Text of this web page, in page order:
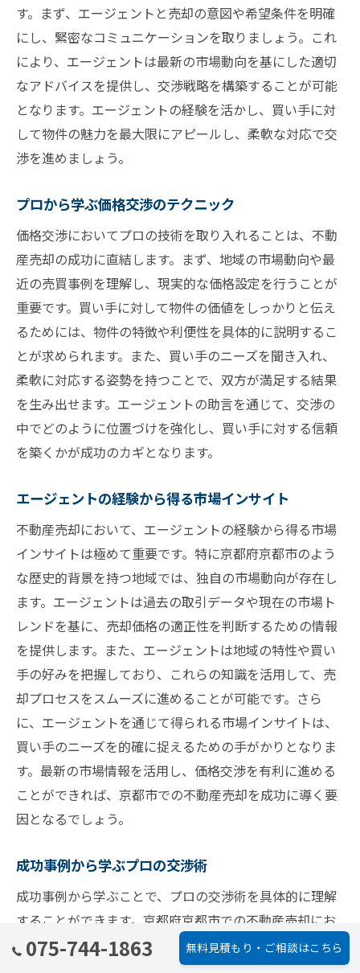
す。まず、エージェントと売却の意図や希望条件を明確
にし、緊密なコミュニケーションを取りましょう。これ
により、エージェントは最新の市場動向を基にした適切
なアドバイスを提供し、交渉戦略を構築することが可能
となります。エージェントの経験を活かし、買い手に対
して物件の魅力を最大限にアピールし、柔軟な対応で交
渉を進めましょう。
プロから学ぶ価格交渉のテクニック
価格交渉においてプロの技術を取り入れることは、不動
産売却の成功に直結します。まず、地域の市場動向や最
近の売買事例を理解し、現実的な価格設定を行うことが
重要です。買い手に対して物件の価値をしっかりと伝え
るためには、物件の特徴や利便性を具体的に説明するこ
とが求められます。また、買い手のニーズを聞き入れ、
柔軟に対応する姿勢を持つことで、双方が満足する結果
を生み出せます。エージェントの助言を通じて、交渉の
中でどのように位置づけを強化し、買い手に対する信頼
を築くかが成功のカギとなります。
エージェントの経験から得る市場インサイト
不動産売却において、エージェントの経験から得る市場
インサイトは極めて重要です。特に京都府京都市のよう
な歴史的背景を持つ地域では、独自の市場動向が存在し
ます。エージェントは過去の取引データや現在の市場ト
レンドを基に、売却価格の適正性を判断するための情報
を提供します。また、エージェントは地域の特性や買い
手の好みを把握しており、これらの知識を活用して、売
却プロセスをスムーズに進めることが可能です。さら
に、エージェントを通じて得られる市場インサイトは、
買い手のニーズを的確に捉えるための手がかりとなりま
す。最新の市場情報を活用し、価格交渉を有利に進める
ことができれば、京都市での不動産売却を成功に導く要
因となるでしょう。
成功事例から学ぶプロの交渉術
成功事例から学ぶことで、プロの交渉術を具体的に理解
することができます。京都府京都市での不動産売却にお
いて、交渉が成功した事例を分析することは非常に有用
です。例えば、市場の動向を見極め、売り手として有利
075-744-1863 無料見積もり・ご相談はこちら